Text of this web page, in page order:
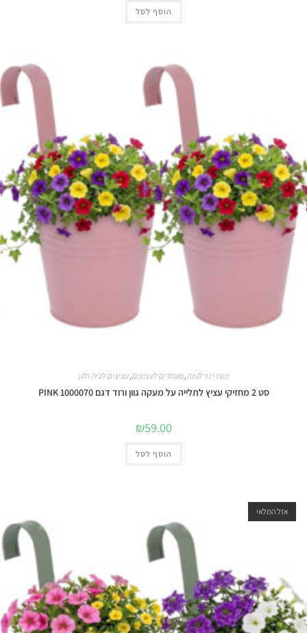
הוסף לסל
מוצרי נוי לגינה,מעמדים לעציצים,עציצים לבית ולגן
סט 2 מחזיקי עציץ לתלייה על מעקה גוון ורוד דגם 1000070 PINK
₪59.00
הוסף לסל
אזל המלאי